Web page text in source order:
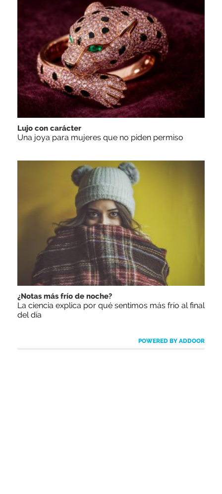
Lujo con carácter
Una joya para mujeres que no piden permiso
¿Notas más frío de noche?
La ciencia explica por qué sentimos más frío al final
del día
POWERED BY ADDOOR